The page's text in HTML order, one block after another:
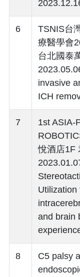
6
TSNIS台
療醫學會
台北國泰
invasive
ICH
7
1st ASIA-
悅酒店1F
Utilization
and brain
8
C5 palsy